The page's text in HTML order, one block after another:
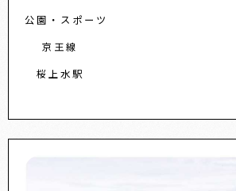
等が植えられており、春に
公園・スポーツ
京王線
桜上水駅